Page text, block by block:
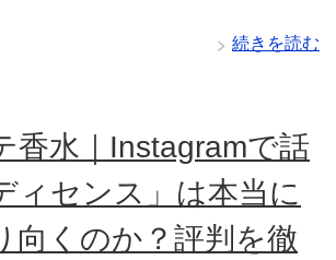
続きを読む
香水｜Instagramで話
ィセンス」は本当に
向くのか？評判を徹